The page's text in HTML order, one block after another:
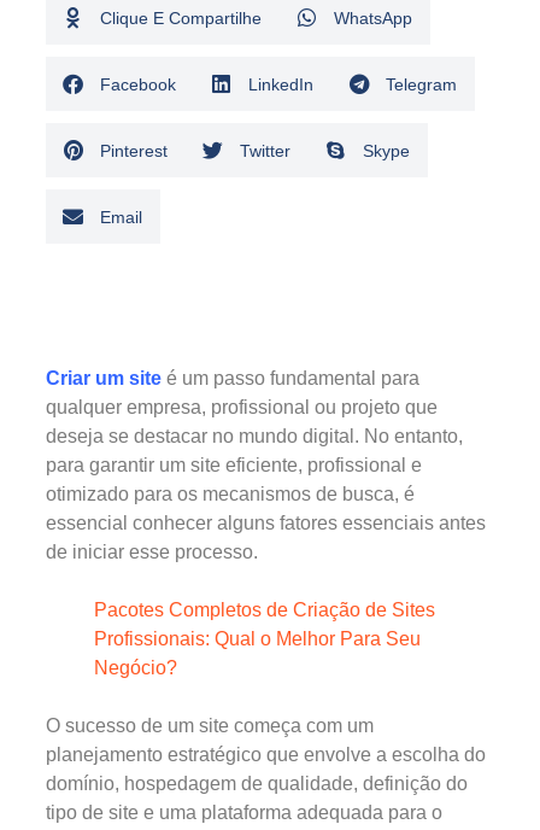
Clique E Compartilhe WhatsApp
Facebook LinkedIn Telegram
Pinterest Twitter Skype
Email
Criar um site é um passo fundamental para
qualquer empresa, profissional ou projeto que
deseja se destacar no mundo digital. No entanto,
para garantir um site eficiente, profissional e
otimizado para os mecanismos de busca, é
essencial conhecer alguns fatores essenciais antes
de iniciar esse processo.
Pacotes Completos de Criação de Sites
Profissionais: Qual o Melhor Para Seu
Negócio?
O sucesso de um site começa com um
planejamento estratégico que envolve a escolha do
domínio, hospedagem de qualidade, definição do
tipo de site e uma plataforma adequada para o